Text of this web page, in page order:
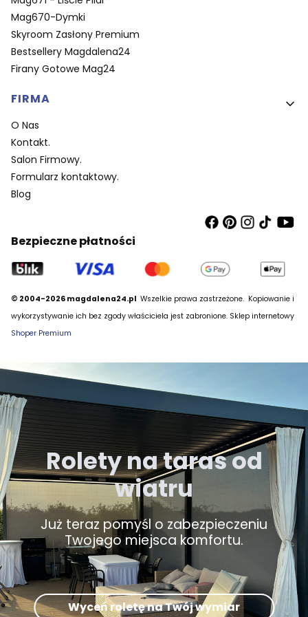
Mag670-Dymki
Skyroom Zasłony Premium
Bestsellery Magdalena24
Firany Gotowe Mag24
FIRMA
O Nas
Kontakt.
Salon Firmowy.
Formularz kontaktowy.
Blog
Bezpieczne płatności
© 2004-2026 magdalena24.pl Wszelkie prawa zastrzeżone. Kopiowanie i
wykorzystywanie ich bez zgody właściciela jest zabronione. Sklep internetowy
Shoper Premium
Rolety na taras od
wiatru
Już teraz pomyśl o zabezpieczeniu
Twojego miejsca komfortu.
Wyceń roletę na Twój wymiar